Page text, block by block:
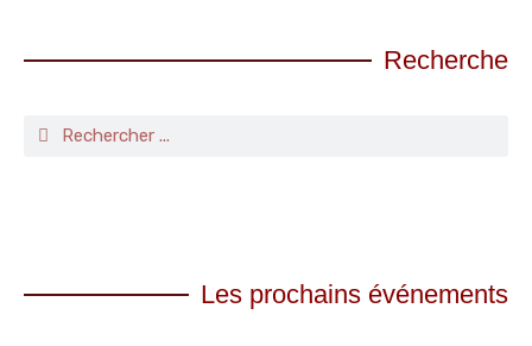
Recherche
Les prochains événements